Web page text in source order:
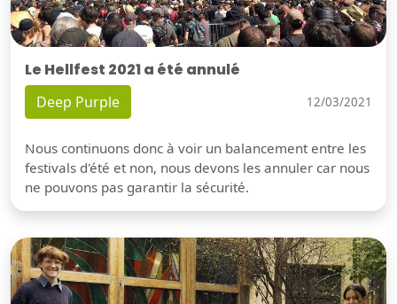
Le Hellfest 2021 a été annulé
Deep Purple 12/03/2021
Nous continuons donc à voir un balancement entre les
festivals d'été et non, nous devons les annuler car nous
ne pouvons pas garantir la sécurité.